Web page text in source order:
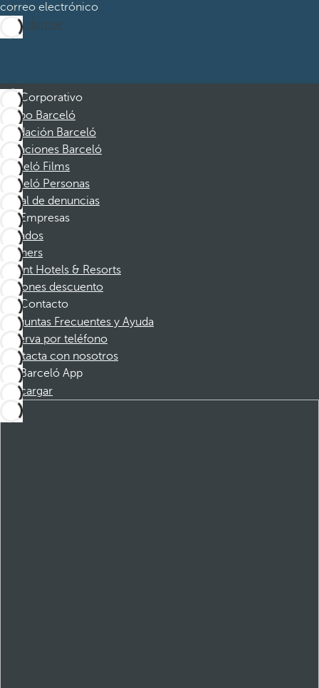
correo electrónico
Suscribirme
Corporativo
Grupo Barceló
Fundación Barceló
Vacaciones Barceló
Barceló Films
Barceló Personas
Canal de denuncias
Empresas
Afiliados
Partners
Dorint Hotels & Resorts
Cupones descuento
Contacto
Preguntas Frecuentes y Ayuda
Reserva por teléfono
Contacta con nosotros
Barceló App
Descargar